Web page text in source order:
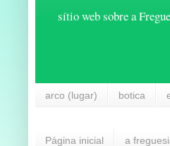
sítio web sobre a
arco (lugar) botica
Página inicial a